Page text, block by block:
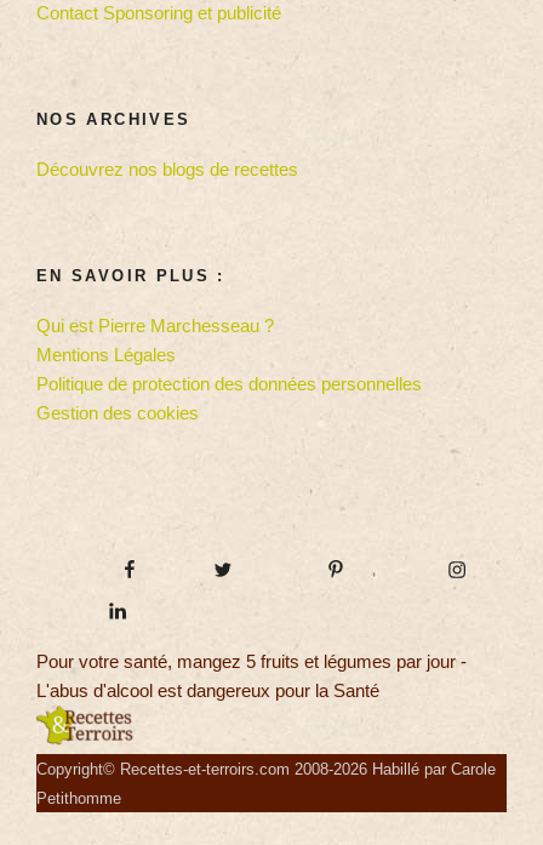
Contact Sponsoring et publicité
NOS ARCHIVES
Découvrez nos blogs de recettes
EN SAVOIR PLUS :
Qui est Pierre Marchesseau ?
Mentions Légales
Politique de protection des données personnelles
Gestion des cookies
Pour votre santé, mangez 5 fruits et légumes par jour -
L'abus d'alcool est dangereux pour la Santé
Copyright© Recettes-et-terroirs.com 2008-2026 Habillé par Carole
Petithomme